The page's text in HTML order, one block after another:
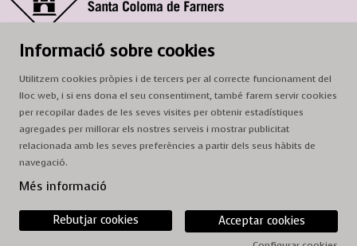
© Ajuntament de Santa Coloma de Farners
: de dilluns a dissabte, de 9 a 13 h.
Adreça: c. del Prat, 16, 17430 Santa Coloma de Farners
A/e:cultura@scf.cat
Sitemap
Informació sobre cookies
Utilitzem cookies pròpies i de tercers per al correcte funcionament del
lloc web, i si ens dona el seu consentiment, també farem servir cookies
per recopilar dades de les seves visites per obtenir estadístiques
agregades per millorar els nostres serveis i mostrar publicitat
relacionada amb les seves preferències a partir dels seus hàbits de
navegació.
Més informació
Acceptar cookies
Rebutjar cookies